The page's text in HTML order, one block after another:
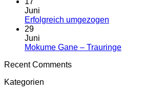
Partnerringe
Juni
Erfolgreich umgezogen
Erfolgreich
29
Juni
Mokume Gane – TrauringeKeine
Recent Comments
Kategorien